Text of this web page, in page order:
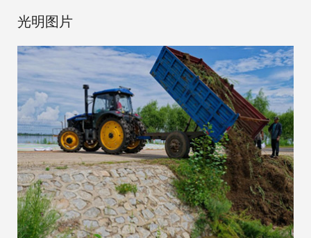
光明图片